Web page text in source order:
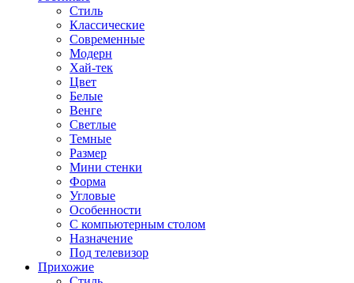
Стиль
Классические
Современные
Модерн
Хай-тек
Цвет
Белые
Венге
Светлые
Темные
Размер
Мини стенки
Форма
Угловые
Особенности
С компьютерным столом
Назначение
Под телевизор
Прихожие